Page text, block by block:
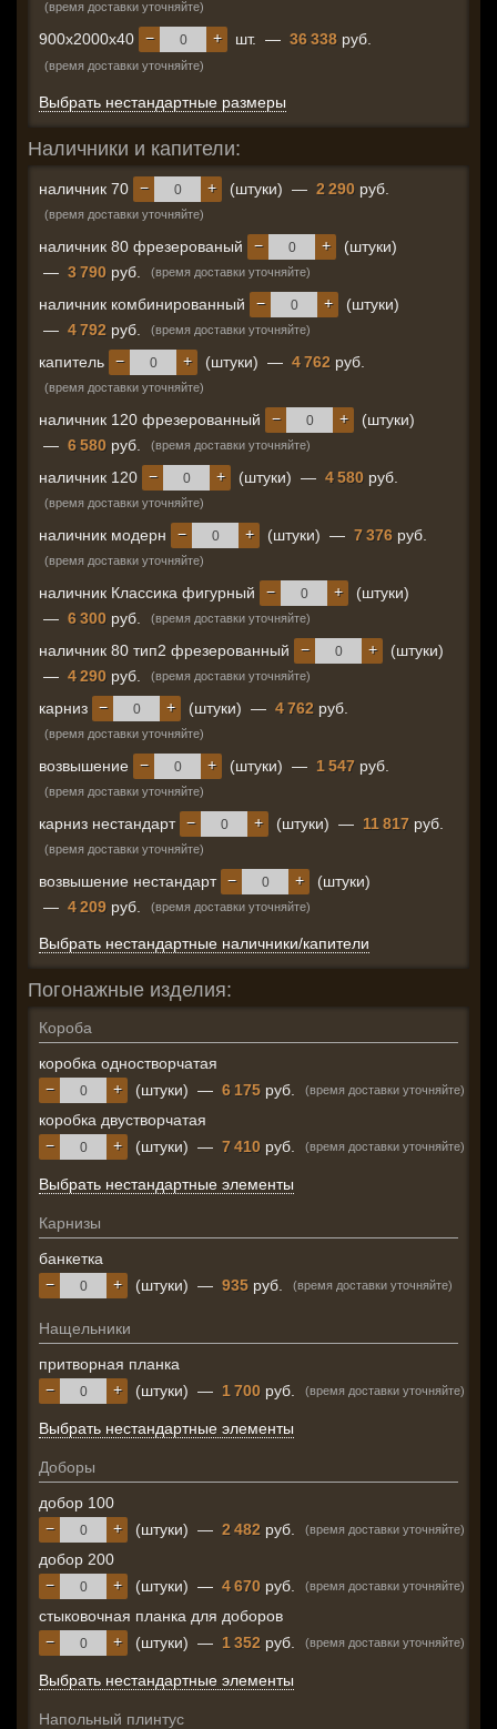
(время доставки уточняйте)
900x2000x40 +
− шт. — 36 338 руб.
(время доставки уточняйте)
Выбрать нестандартные размеры
Наличники и капители:
наличник 70 +
− (штуки) — 2 290 руб.
(время доставки уточняйте)
наличник 80 фрезерованый +
−
(штуки)
— 3 790 руб. (время доставки уточняйте)
наличник комбинированный +
−
(штуки)
— 4 792 руб. (время доставки уточняйте)
капитель +
− (штуки) — 4 762 руб.
(время доставки уточняйте)
наличник 120 фрезерованный +
−
(штуки)
— 6 580 руб. (время доставки уточняйте)
наличник 120 +
− (штуки) — 4 580 руб.
(время доставки уточняйте)
наличник модерн +
− (штуки) — 7 376 руб.
(время доставки уточняйте)
наличник Классика фигурный +
−
(штуки)
— 6 300 руб. (время доставки уточняйте)
наличник 80 тип2 фрезерованный +
−
(штуки)
— 4 290 руб. (время доставки уточняйте)
карниз +
− (штуки) — 4 762 руб.
(время доставки уточняйте)
возвышение +
− (штуки) — 1 547 руб.
(время доставки уточняйте)
карниз нестандарт +
− (штуки) — 11 817 руб.
(время доставки уточняйте)
возвышение нестандарт +
−
(штуки)
— 4 209 руб. (время доставки уточняйте)
Выбрать нестандартные наличники/капители
Погонажные изделия:
Короба
коробка одностворчатая
+
− (штуки) — 6 175 руб. (время доставки уточняйте)
коробка двустворчатая
+
− (штуки) — 7 410 руб. (время доставки уточняйте)
Выбрать нестандартные элементы
Карнизы
банкетка
+
− (штуки) — 935 руб. (время доставки уточняйте)
Нащельники
притворная планка
+
− (штуки) — 1 700 руб. (время доставки уточняйте)
Выбрать нестандартные элементы
Доборы
добор 100
+
− (штуки) — 2 482 руб. (время доставки уточняйте)
добор 200
+
− (штуки) — 4 670 руб. (время доставки уточняйте)
стыковочная планка для доборов
+
− (штуки) — 1 352 руб. (время доставки уточняйте)
Выбрать нестандартные элементы
Напольный плинтус